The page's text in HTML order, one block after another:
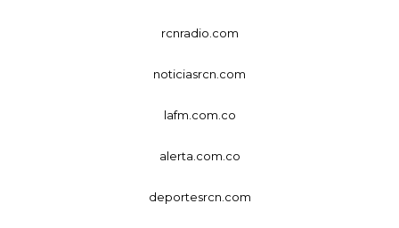
rcnradio.com
noticiasrcn.com
lafm.com.co
alerta.com.co
deportesrcn.com